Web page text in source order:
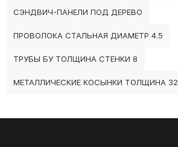
СЭНДВИЧ-ПАНЕЛИ ПОД ДЕРЕВО
ПРОВОЛОКА СТАЛЬНАЯ ДИАМЕТР 4.5
ТРУБЫ БУ ТОЛЩИНА СТЕНКИ 8
МЕТАЛЛИЧЕСКИЕ КОСЫНКИ ТОЛЩИНА 32